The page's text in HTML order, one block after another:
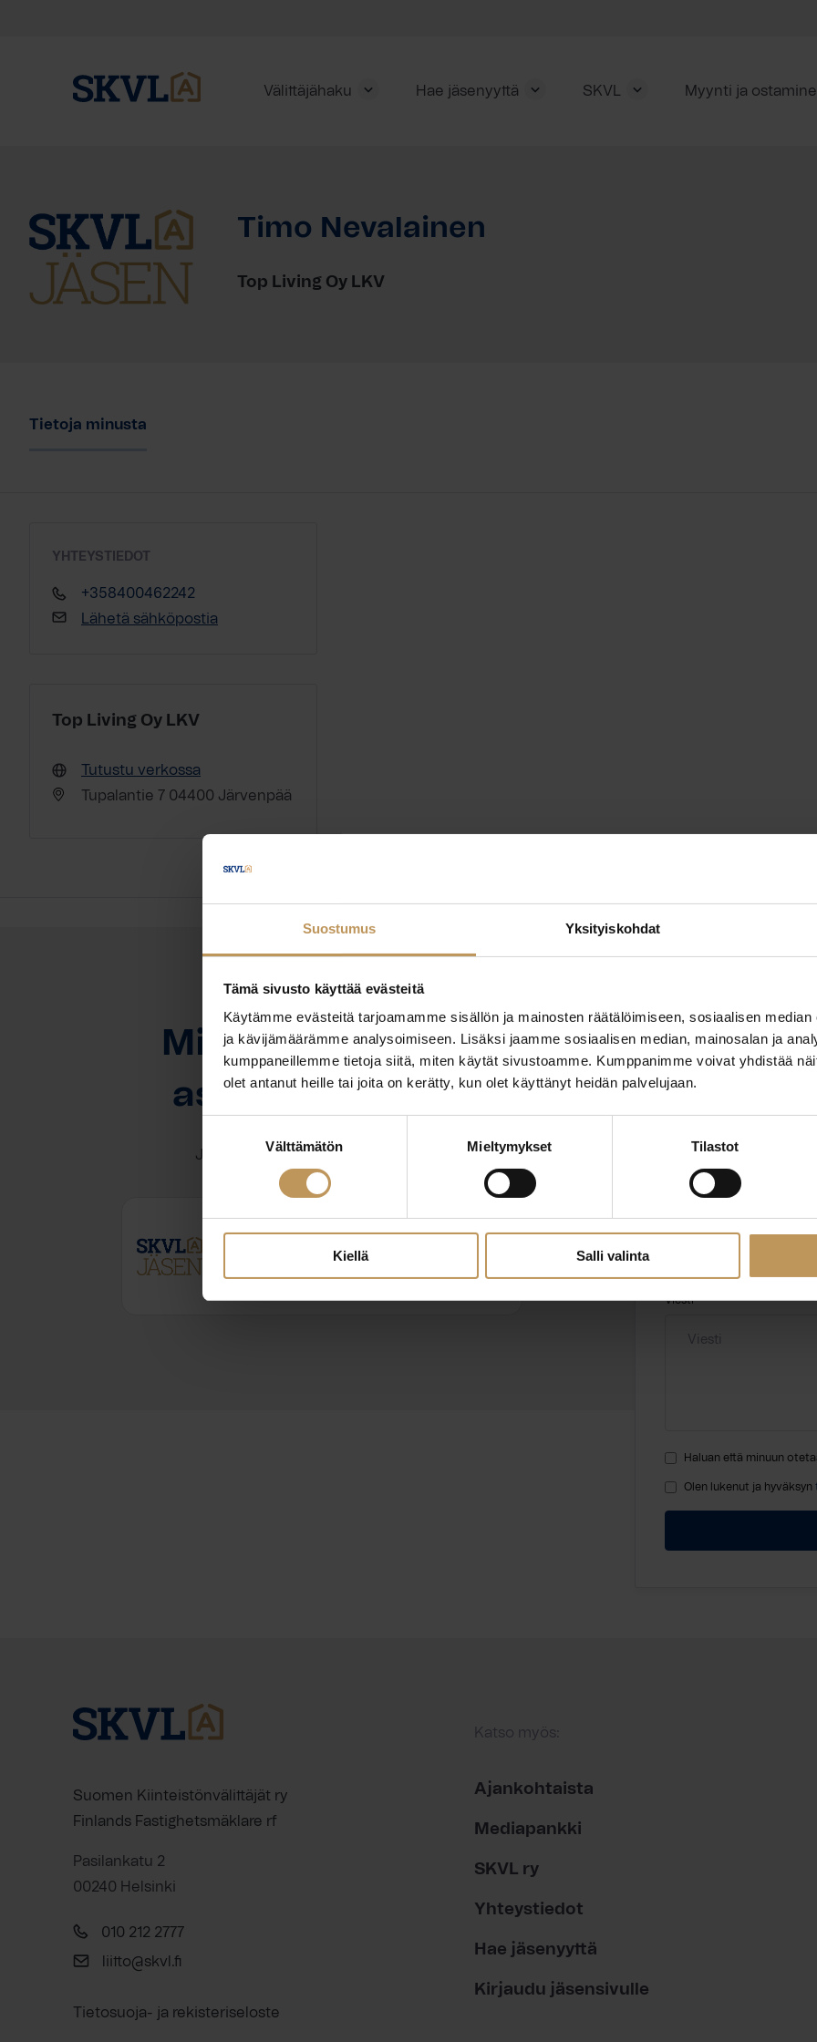
Suostumus Yksityiskohdat
Tämä sivusto käyttää evästeitä
Käytämme evästeitä tarjoamamme sisällön ja mainosten räätälöimiseen, sosiaalisen
ja kävijämäärämme analysoimiseen. Lisäksi jaamme sosiaalisen median, mainosalan ja
kumppaneillemme tietoja siitä, miten käytät sivustoamme. Kumppanimme voivat yhdistää
olet antanut heille tai joita on kerätty, kun olet käyttänyt heidän palvelujaan.
valinta
Välttämätön Mieltymykset Tilastot
Kiellä Salli valinta
Välittäjähaku Hae jäsenyyttä SKVL Myynti ja
Timo Nevalainen
Top Living Oy LKV
Tietoja minusta
YHTEYSTIEDOT
+358400462242
Lähetä sähköpostia
Top Living Oy LKV
Tutustu verkossa
Tupalantie 7 04400 Järvenpää
Miten voin auttaa
asuntoasioissa?
Jätä yhteystietosi, niin otan yhteyttä
Timo Nevalainen
+358400462242
"*" näyttää pakolliset
Aihe
Viesti
Haluan että minuun
Olen lukenut ja hyväksyn
Suomen Kiinteistönvälittäjät ry
Finlands Fastighetsmäklare rf
Pasilankatu 2
00240 Helsinki
010 212 2777
liitto@skvl.fi
Tietosuoja- ja rekisteriseloste
Katso myös:
Ajankohtaista
Mediapankki
SKVL ry
Yhteystiedot
Hae jäsenyyttä
Kirjaudu jäsensivulle